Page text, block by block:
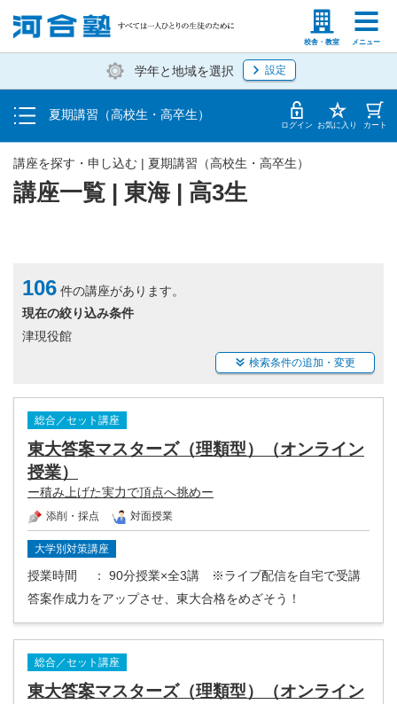
校舎・教室 メニュー
塾生の方 高等学校の先生
学年と地域を選択 設定
夏期講習（高校生・高卒生）
受講料・お申し込み方法
受講開始までの流れ
校舎・教室一覧 ログイン お気に入り カート
講座一覧 | 東海 | 高3生
講座を探す・申し込む | 夏期講習（高校生・高卒生）
106 件の講座があります。
現在の絞り込み条件
津現役館
検索条件の追加・変更
総合／セット講座
東大答案マスターズ（理類型）（オンライン
授業）
ー積み上げた実力で頂点へ挑めー
添削・採点 対面授業
大学別対策講座
授業時間
： 90分授業×全3講 ※ライブ配信を自宅で受講
答案作成力をアップさせ、東大合格をめざそう！
総合／セット講座
東大答案マスターズ（理類型）（オンライン